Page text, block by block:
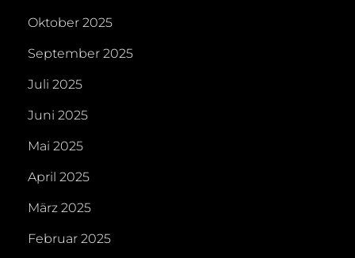
Oktober 2025
September 2025
Juli 2025
Juni 2025
Mai 2025
April 2025
März 2025
Februar 2025